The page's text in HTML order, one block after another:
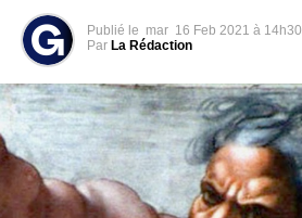
Publié le mar 16 Feb 2021 à 14h30
Par La Rédaction